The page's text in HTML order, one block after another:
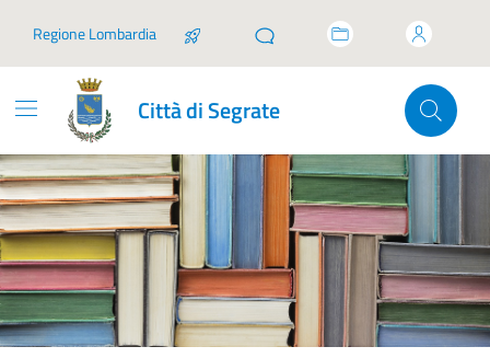
Regione Lombardia
Città di Segrate